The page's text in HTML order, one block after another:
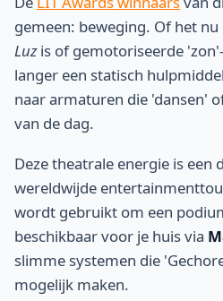
gemeen: beweging. Of het
Luzis of gemotoriseerde
langer een statisch
naar armaturen die 'dansen'
van de dag.
Deze theatrale energie is een
wereldwijde
wordt gebruikt om een
beschikbaar voor je huis via
slimme systemen die
mogelijk maken.